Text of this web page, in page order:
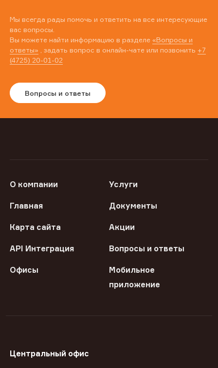
Мы всегда рады помочь и ответить на все интересующие
вас вопросы.
Вы можете найти информацию в разделе «Вопросы и
ответы» , задать вопрос в онлайн-чате или позвонить +7
(4725) 20-01-02
Вопросы и ответы
О компании Услуги
Главная Документы
Карта сайта Акции
API Интеграция Вопросы и ответы
Офисы
Мобильное
приложение
Центральный офис